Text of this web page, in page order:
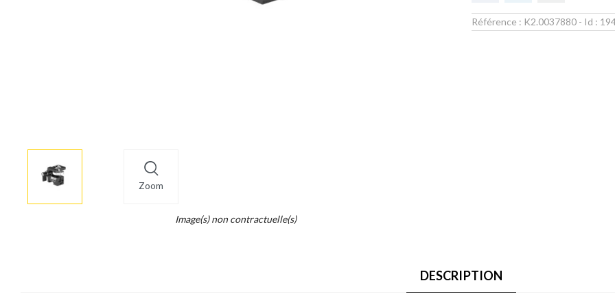
Zoom
More
info
Image(s) non contractuelle(s)
Référence : K2.0037880 - Id :
DESCRIPTION